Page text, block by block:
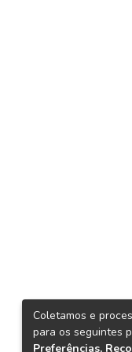
Coletamos e
para os seguintes
Preferências,